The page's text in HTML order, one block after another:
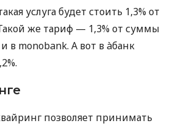
услуга будет стоить 1,3% от
же тариф — 1,3% от суммы
в monobank. А вот в àбанк
позволяет принимать